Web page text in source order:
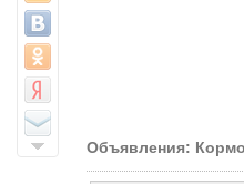
Объявления: